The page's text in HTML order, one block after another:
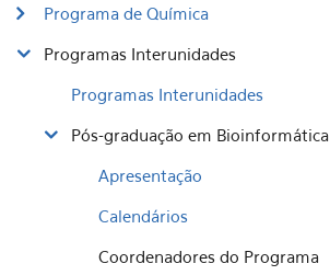
Programa de Química
Programas Interunidades
Programas Interunidades
Pós-graduação em Bioinformática
Apresentação
Calendários
Coordenadores do Programa